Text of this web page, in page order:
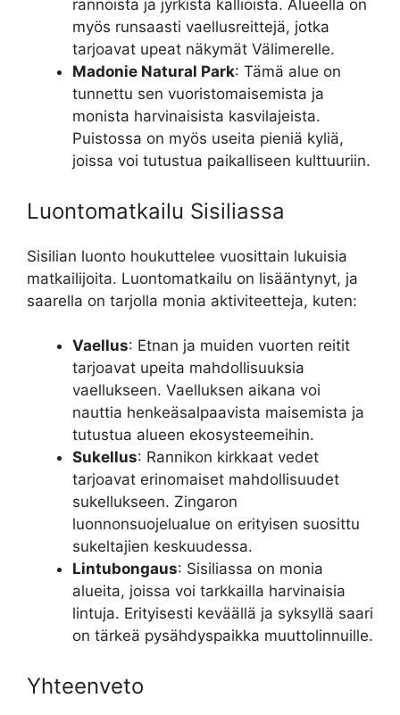
rannoista ja jyrkistä kallioista. Alueella on
myös runsaasti vaellusreittejä, jotka
tarjoavat upeat näkymät Välimerelle.
Madonie Natural Park: Tämä alue on
tunnettu sen vuoristomaisemista ja
monista harvinaisista kasvilajeista.
Puistossa on myös useita pieniä kyliä,
joissa voi tutustua paikalliseen kulttuuriin.
Luontomatkailu Sisiliassa
Sisilian luonto houkuttelee vuosittain lukuisia
matkailijoita. Luontomatkailu on lisääntynyt, ja
saarella on tarjolla monia aktiviteetteja, kuten:
Vaellus: Etnan ja muiden vuorten reitit
tarjoavat upeita mahdollisuuksia
vaellukseen. Vaelluksen aikana voi
nauttia henkeäsalpaavista maisemista ja
tutustua alueen ekosysteemeihin.
Sukellus: Rannikon kirkkaat vedet
tarjoavat erinomaiset mahdollisuudet
sukellukseen. Zingaron
luonnonsuojelualue on erityisen suosittu
sukeltajien keskuudessa.
Lintubongaus: Sisiliassa on monia
alueita, joissa voi tarkkailla harvinaisia
lintuja. Erityisesti keväällä ja syksyllä saari
on tärkeä pysähdyspaikka muuttolinnuille.
Yhteenveto